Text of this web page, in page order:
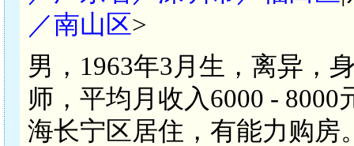
／南山区>
男，1963年3月生，离异，
师，平均月收入6000 -
海长宁区居住，有能力购房